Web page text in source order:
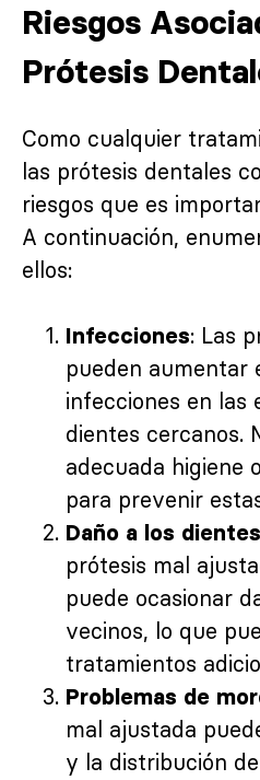
Riesgos
Prótesis
Como cualquier
las prótesis dentales
riesgos que es
A continuación,
ellos:
Infecciones: Las
pueden aumentar
infecciones en las
dientes cercanos.
adecuada higiene
para prevenir
Daño a los
prótesis mal
puede ocasionar
vecinos, lo que
tratamientos
Problemas de
mal ajustada
y la distribución